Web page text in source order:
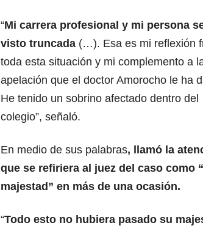
“Mi carrera profesional y mi persona
visto truncada (…). Esa es mi reflexión
toda esta situación y mi complemento a
apelación que el doctor Amorocho le ha
He tenido un sobrino afectado dentro del
colegio”, señaló.
En medio de sus palabras, llamó la
que se refiriera al juez del caso como
majestad” en más de una ocasión.
“Todo esto no hubiera pasado su